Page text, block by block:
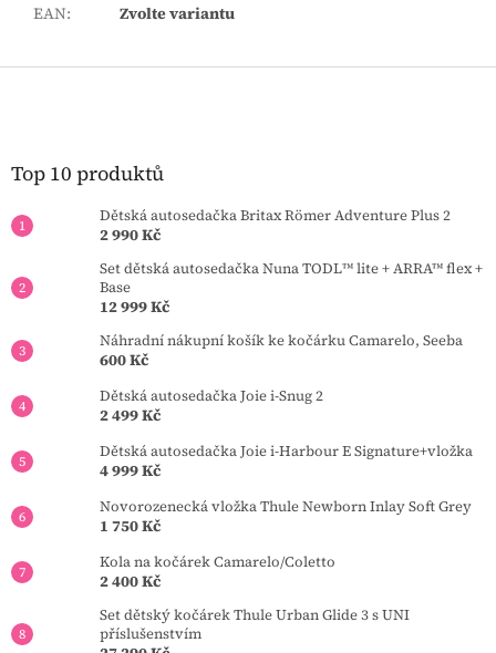
EAN: Zvolte variantu
Z
Top 10 produktů
Dětská autosedačka Britax Römer Adventure Plus 2
2 990 Kč
Set dětská autosedačka Nuna TODL™ lite + ARRA™ flex +
Base
12 999 Kč
Náhradní nákupní košík ke kočárku Camarelo, Seeba
600 Kč
Dětská autosedačka Joie i-Snug 2
2 499 Kč
Dětská autosedačka Joie i-Harbour E Signature+vložka
4 999 Kč
Novorozenecká vložka Thule Newborn Inlay Soft Grey
1 750 Kč
Kola na kočárek Camarelo/Coletto
2 400 Kč
Set dětský kočárek Thule Urban Glide 3 s UNI
příslušenstvím